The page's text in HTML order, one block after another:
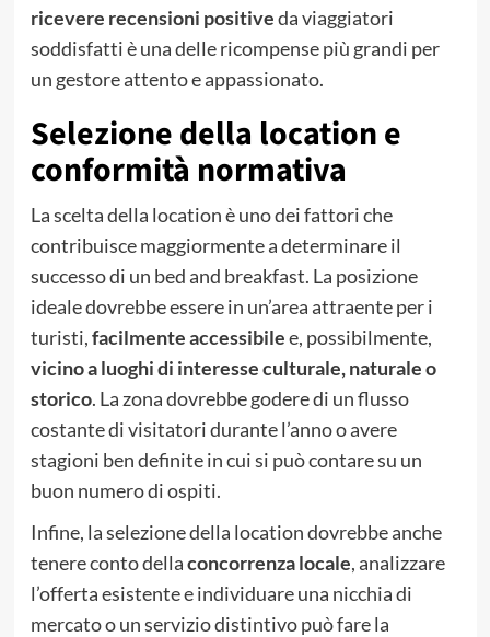
ricevere recensioni positiveda viaggiatori
soddisfatti è una delle ricompense più grandi per
un gestore attento e appassionato.
Selezione della location e
conformità normativa
La scelta della location è uno dei fattori che
contribuisce maggiormente a determinare il
successo di un bed and breakfast. La posizione
ideale dovrebbe essere in un’area attraente per i
turisti,facilmente accessibilee, possibilmente,
vicino a luoghi di interesse culturale, naturale o
storico. La zona dovrebbe godere di un flusso
costante di visitatori durante l’anno o avere
stagioni ben definite in cui si può contare su un
buon numero di ospiti.
Infine, la selezione della location dovrebbe anche
tenere conto dellaconcorrenza locale, analizzare
l’offerta esistente e individuare una nicchia di
mercato o un servizio distintivo può fare la